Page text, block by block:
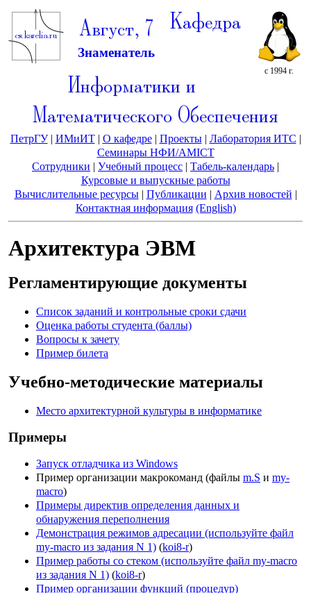
Август, 7
Знаменатель
с 1994 г.
Кафедра
Информатики и
Математического Обеспечения
ПетрГУ| ИМиИТ| О кафедре| Проекты| Лаборатория ИТС |
Семинары НФИ/AMICT
Сотрудники | Учебный процесс | Табель-календарь |
Курсовые и выпускные работы
Вычислительные ресурсы| Публикации | Архив новостей |
Контактная информация (English)
Архитектура ЭВМ
Регламентирующие документы
Список заданий и контрольные сроки сдачи
Оценка работы студента (баллы)
Вопросы к зачету
Пример билета
Учебно-методические материалы
Место архитектурной культуры в информатике
Примеры
Запуск отладчика из Windows
Пример организации макрокоманд (файлы m.S и my-
macro)
Примеры директив определения данных и
обнаружения переполнения
Демонстрация режимов адресации (используйте файл
my-macro из задания N 1) (koi8-r)
Пример работы со стеком (используйте файл my-macro
из задания N 1) (koi8-r)
Пример организации функций (процедур)